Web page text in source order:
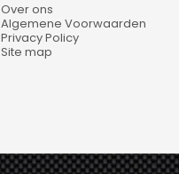
Over ons
Algemene Voorwaarden
Privacy Policy
Site map